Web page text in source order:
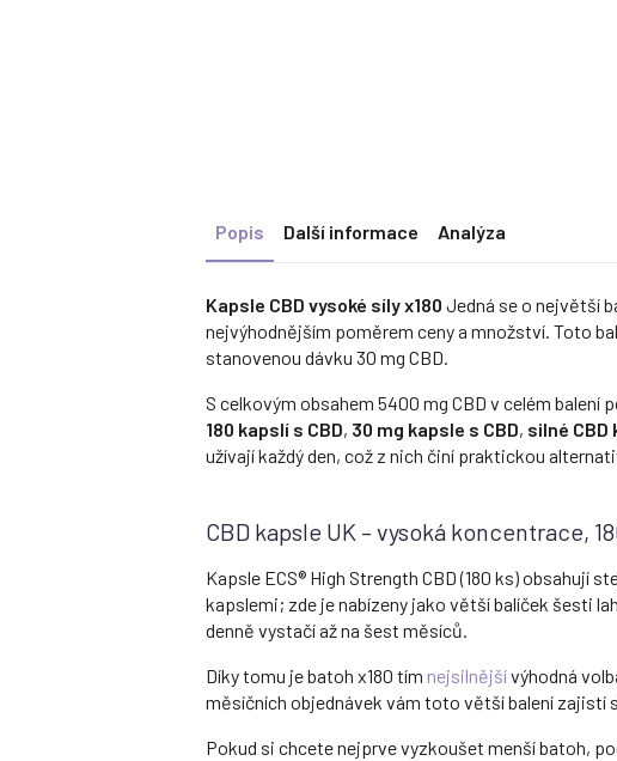
Popis Další informace Analýza
Kapsle CBD vysoké síly x180 Jedná se o největší
nejvýhodnějším poměrem ceny a množství. Toto
stanovenou dávku 30 mg CBD.
S celkovým obsahem 5400 mg CBD v celém
180 kapslí s CBD, 30 mg kapsle s CBD, silné CBD
užívají každý den, což z nich činí praktickou
CBD kapsle UK – vysoká koncentrace,
Kapsle ECS® High Strength CBD (180 ks) obsahují
kapslemi; zde je nabízeny jako větší balíček šesti
denně vystačí až na šest měsíců.
Díky tomu je batoh x180 tím nejsilnějšívýhodná
měsíčních objednávek vám toto větší balení zajistí
Pokud si chcete nejprve vyzkoušet menší batoh,